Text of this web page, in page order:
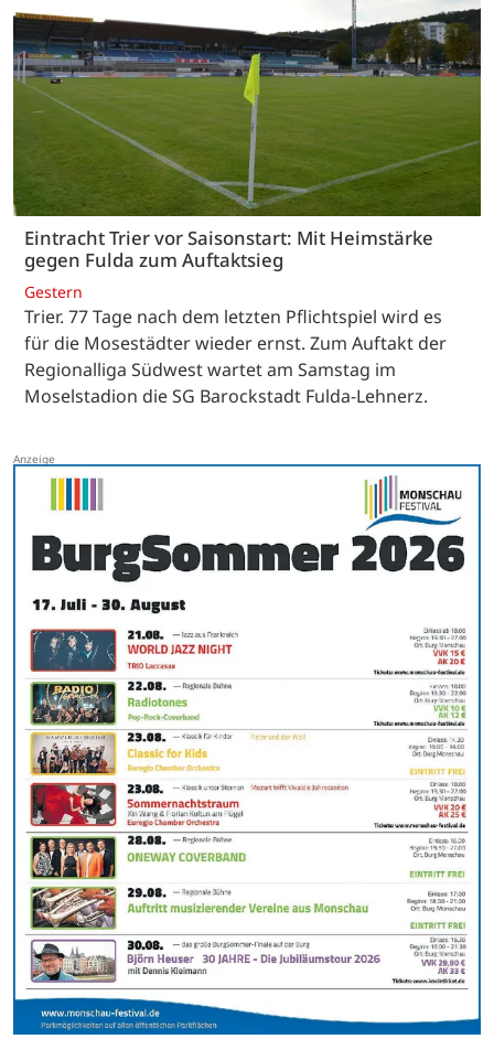
Eintracht Trier vor Saisonstart: Mit Heimstärke
gegen Fulda zum Auftaktsieg
Gestern
Trier. 77 Tage nach dem letzten Pflichtspiel wird es
für die Mosestädter wieder ernst. Zum Auftakt der
Regionalliga Südwest wartet am Samstag im
Moselstadion die SG Barockstadt Fulda-Lehnerz.